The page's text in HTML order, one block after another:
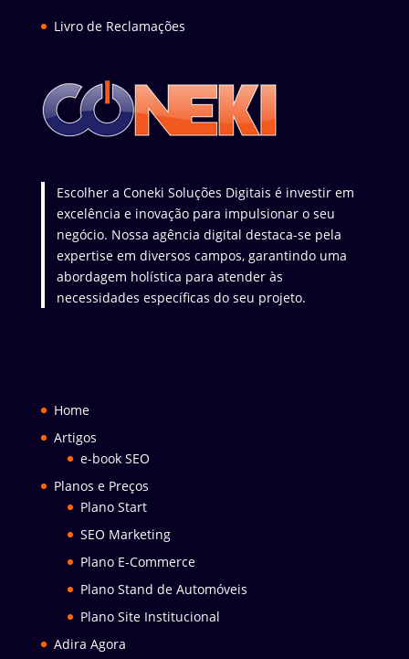
Livro de Reclamações
Escolher a Coneki Soluções Digitais é investir em
excelência e inovação para impulsionar o seu
negócio. Nossa agência digital destaca-se pela
expertise em diversos campos, garantindo uma
abordagem holística para atender às
necessidades específicas do seu projeto.
Home
Artigos
e-book SEO
Planos e Preços
Plano Start
SEO Marketing
Plano E-Commerce
Plano Stand de Automóveis
Plano Site Institucional
Adira Agora